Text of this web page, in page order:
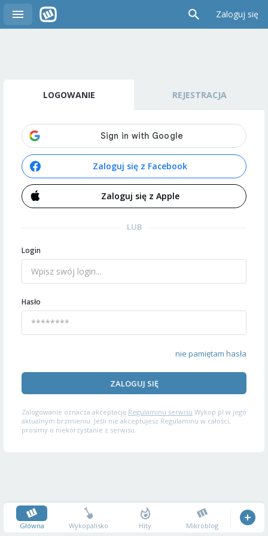
Zaloguj się
LOGOWANIE REJESTRACJA
Zaloguj się z Facebook
Zaloguj się z Apple
LUB
Login
Hasło
nie pamiętam hasła
ZALOGUJ SIĘ
Zalogowanie oznacza akceptację Regulaminu serwisu Wykop.pl w jego
aktualnym brzmieniu. Jeśli nie akceptujesz Regulaminu w całości,
prosimy o niekorzystanie z serwisu.
Główna Wykopalisko Hity Mikroblog